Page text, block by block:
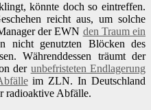
könnte doch so eintreffen.
reicht aus, um solche
der EWN den Traum ein
nicht genutzten Blöcken des
Währenddessen träumt der
der unbefristeten Endlagerung
im ZLN. In Deutschland
radioaktive Abfälle.